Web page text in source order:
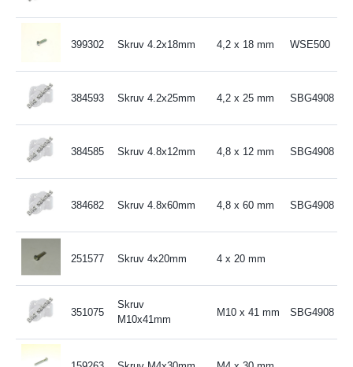
399302 Skruv 4.2x18mm 4,2 x 18 mm WSE500
384593 Skruv 4.2x25mm 4,2 x 25 mm SBG4908
384585 Skruv 4.8x12mm 4,8 x 12 mm SBG4908
384682 Skruv 4.8x60mm 4,8 x 60 mm SBG4908
251577 Skruv 4x20mm 4 x 20 mm
351075
Skruv
M10x41mm
M10 x 41 mm SBG4908